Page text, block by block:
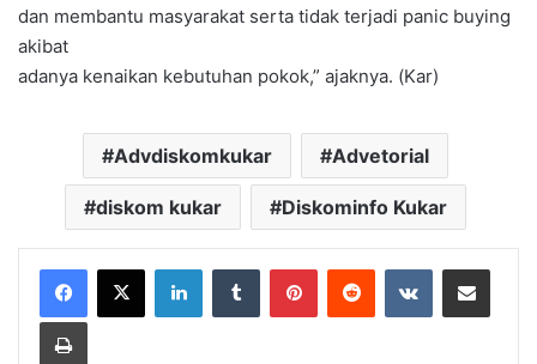
dan membantu masyarakat serta tidak terjadi panic buying
akibat
adanya kenaikan kebutuhan pokok,” ajaknya. (Kar)
Advdiskomkukar Advetorial
diskom kukar Diskominfo Kukar
LinkedInTumblr PinterestReddit VKontakteShare via Email
Print